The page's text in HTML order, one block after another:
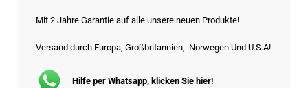
Mit 2 Jahre Garantie auf alle unsere neuen Produkte!
Versand durch Europa, Großbritannien, Norwegen Und U.S.A!
Hilfe per Whatsapp, klicken Sie hier!